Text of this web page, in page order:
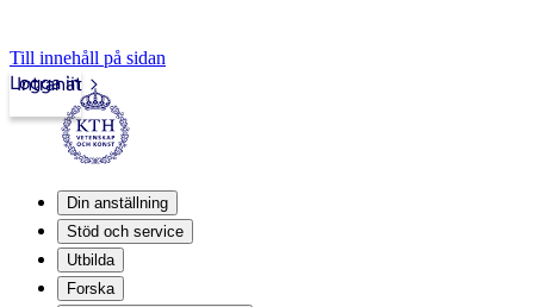
Till innehåll på sidan
Intranät
Logga in
Din anställning
Stöd och service
Utbilda
Forska